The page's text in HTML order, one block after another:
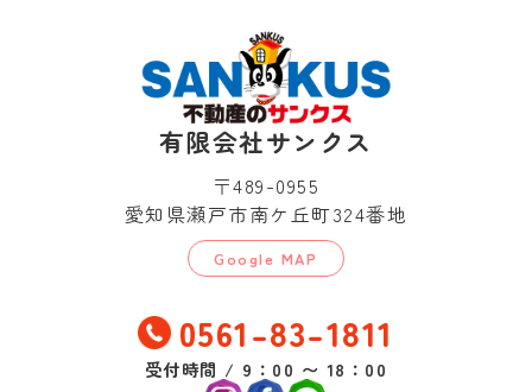
有限会社サンクス
〒489-0955
愛知県瀬戸市南ケ丘町324番地
Google MAP
0561-83-1811
受付時間 / 9：00 〜 18：00